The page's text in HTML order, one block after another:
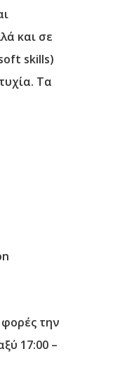
και σε
skills)
Τα
την
17:00 –